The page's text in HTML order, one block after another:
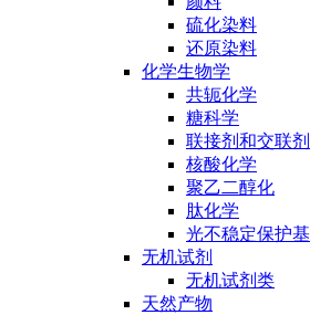
硫化染料
还原染料
化学生物学
共轭化学
糖科学
联接剂和交联剂
核酸化学
聚乙二醇化
肽化学
光不稳定保护基
无机试剂
无机试剂类
天然产物